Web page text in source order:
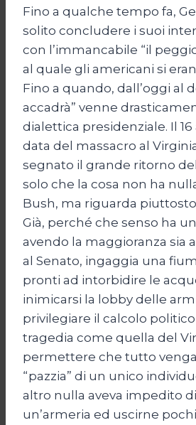
Fino a qualche tempo fa,
solito concludere i suoi
con l’immancabile “il
al quale gli americani si
Fino a quando, dall’oggi al
accadrà” venne
dialettica presidenziale. Il 16
data del massacro al
segnato il grande ritorno
solo che la cosa non ha
Bush, ma riguarda
Già, perché che senso ha
avendo la maggioranza sia
al Senato, ingaggia una
pronti ad intorbidire le
inimicarsi la lobby delle
privilegiare il calcolo
tragedia come quella del
permettere che tutto
“pazzia” di un unico
altro nulla aveva impedito
un’armeria ed uscirne